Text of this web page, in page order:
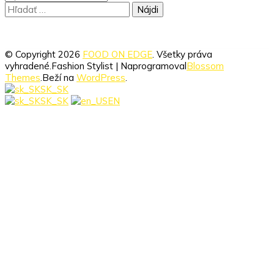
Hľadať:
© Copyright 2026 FOOD ON EDGE. Všetky práva
vyhradené.Fashion Stylist | Naprogramoval Blossom
Themes.Beží na WordPress.
SK_SK
SK_SK
EN